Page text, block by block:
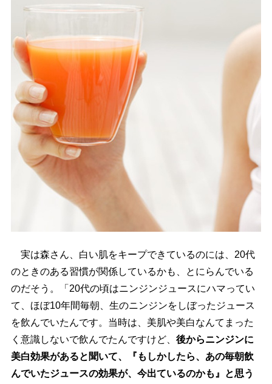
実は森さん、白い肌をキープできているのには、20代
のときのある習慣が関係しているかも、とにらんでいる
のだそう。「20代の頃はニンジンジュースにハマってい
て、ほぼ10年間毎朝、生のニンジンをしぼったジュース
を飲んでいたんです。当時は、美肌や美白なんてまった
く意識しないで飲んでたんですけど、 後からニンジンに
美白効果があると聞いて、『もしかしたら、あの毎朝飲
んでいたジュースの効果が、今出ているのかも』と思う